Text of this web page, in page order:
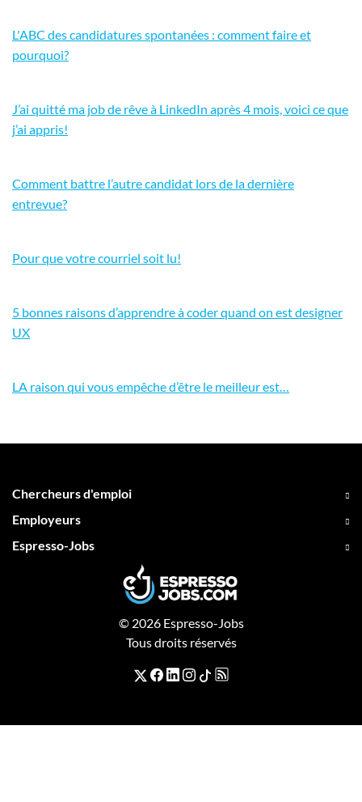
L'ABC des candidatures spontanées : comment faire et
pourquoi?
J’ai quitté ma job de rêve à LinkedIn après 4 mois, voici ce que
j’ai appris!
Comment battre l’autre candidat lors de la dernière
entrevue?
Pour que votre courriel soit lu!
5 bonnes raisons d’apprendre à coder quand on est designer
UX
LA raison qui vous empêche d’être le meilleur est…
Chercheurs d'emploi
Employeurs
Espresso-Jobs
© 2026 Espresso-Jobs
Tous droits réservés